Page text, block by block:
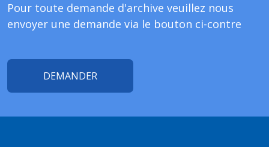
Pour toute demande d'archive veuillez nous
envoyer une demande via le bouton ci-contre
DEMANDER